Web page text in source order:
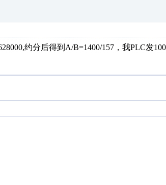
约分后得到A/B=1400/157，我PLC发